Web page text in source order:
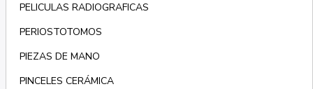
PELICULAS RADIOGRAFICAS
PERIOSTOTOMOS
PIEZAS DE MANO
PINCELES CERÁMICA